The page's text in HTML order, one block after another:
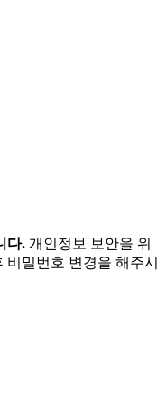
다. 개인정보 보안을 위
밀번호 변경을 해주시